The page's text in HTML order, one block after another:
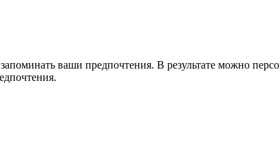
ваши предпочтения. В результате можно